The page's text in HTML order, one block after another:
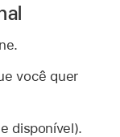
você quer
disponível).